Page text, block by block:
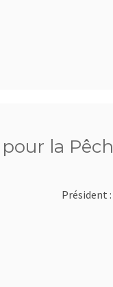
la
Président :